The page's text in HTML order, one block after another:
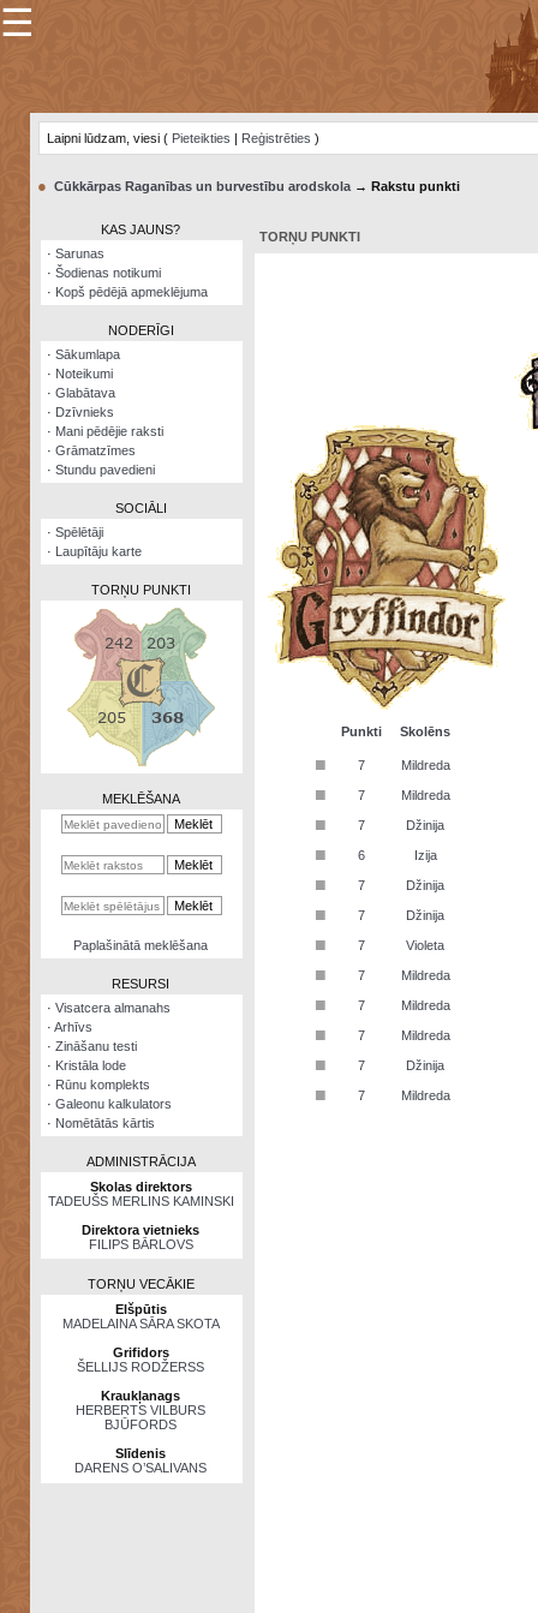
×
Šodienas
notikumi
Visatcera
almanahs
Arhīvs
Zināšanu
kalkulators
Nomētātās
☰
Laipni lūdzam, viesi ( Pieteikties | Reģistrēties )
● Cūkkārpas Raganības un burvestību arodskola → Rakstu punkti
KAS JAUNS?
·Sarunas
·Šodienas notikumi
· Kopš pēdējā apmeklējuma
NODERĪGI
·Sākumlapa
· Noteikumi
·Glabātava
· Dzīvnieks
· Mani pēdējie raksti
·Grāmatzīmes
·Stundu pavedieni
SOCIĀLI
·Spēlētāji
· Laupītāju karte
TORŅU PUNKTI
MEKLĒŠANA
Paplašinātā meklēšana
RESURSI
·Visatcera almanahs
·Arhīvs
·Zināšanu testi
· Kristāla lode
· Rūnu komplekts
·Galeonu kalkulators
· Nomētātās kārtis
ADMINISTRĀCIJA
Skolas direktors
TADEUŠS MERLINS KAMINSKI
Direktora vietnieks
FILIPS BĀRLOVS
TORŅU VECĀKIE
Elšpūtis
MADELAINA SĀRA SKOTA
Grifidors
ŠELLIJS RODŽERSS
Kraukļanags
HERBERTS VILBURS
BJŪFORDS
Slīdenis
DARENS O’SALIVANS
TORŅU PUNKTI
Punkti Skolēns
■ 7 Mildreda
■ 7 Mildreda
■ 7 Džinija
■ 6 Izija
■ 7 Džinija
■ 7 Džinija
■ 7 Violeta
■ 7 Mildreda
■ 7 Mildreda
■ 7 Mildreda
■ 7 Džinija
■ 7 Mildreda